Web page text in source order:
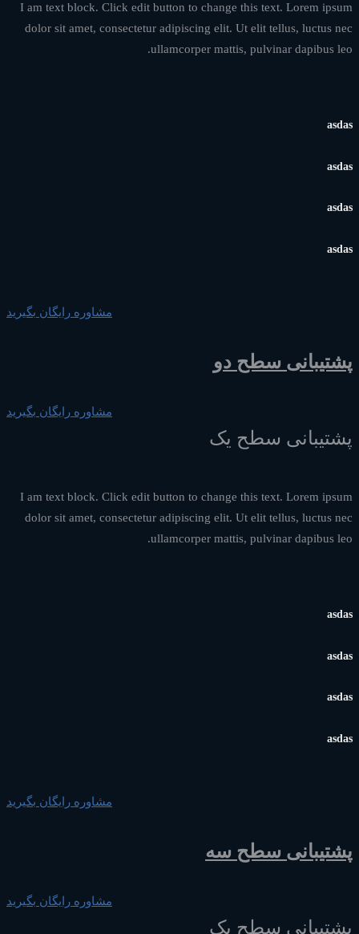
I am text block. Click edit button to change this text. Lorem ipsum
dolor sit amet, consectetur adipiscing elit. Ut elit tellus, luctus nec
ullamcorper mattis, pulvinar dapibus leo.
asdas
asdas
asdas
asdas
مشاوره رایگان بگیرید
پشتیبانی سطح دو
مشاوره رایگان بگیرید
پشتیبانی سطح یک
I am text block. Click edit button to change this text. Lorem ipsum
dolor sit amet, consectetur adipiscing elit. Ut elit tellus, luctus nec
ullamcorper mattis, pulvinar dapibus leo.
asdas
asdas
asdas
asdas
مشاوره رایگان بگیرید
پشتیبانی سطح سه
مشاوره رایگان بگیرید
پشتیبانی سطح یک